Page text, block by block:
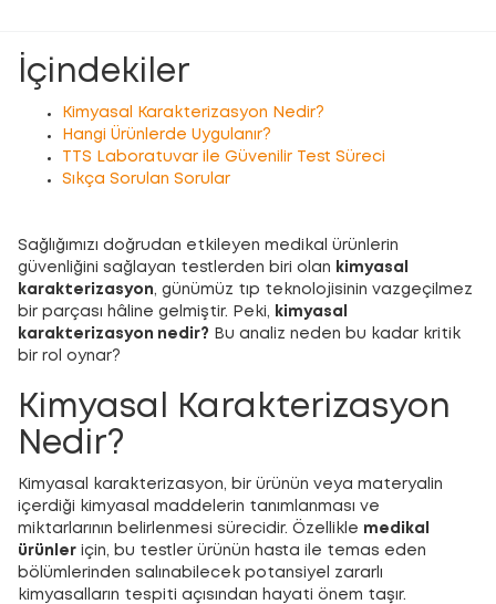
İçindekiler
Kimyasal Karakterizasyon Nedir?
Hangi Ürünlerde Uygulanır?
TTS Laboratuvar ile Güvenilir Test Süreci
Sıkça Sorulan Sorular
Sağlığımızı doğrudan etkileyen medikal ürünlerin
güvenliğini sağlayan testlerden biri olan
kimyasal
karakterizasyon, günümüz tıp teknolojisinin vazgeçilmez
bir parçası hâline gelmiştir. Peki,
kimyasal
karakterizasyon nedir? Bu analiz neden bu kadar kritik
bir rol oynar?
Kimyasal Karakterizasyon
Nedir?
Kimyasal karakterizasyon, bir ürünün veya materyalin
içerdiği kimyasal maddelerin tanımlanması ve
miktarlarının belirlenmesi sürecidir. Özellikle medikal
ürünler için, bu testler ürünün hasta ile temas eden
bölümlerinden salınabilecek potansiyel zararlı
kimyasalların tespiti açısından hayati önem taşır.